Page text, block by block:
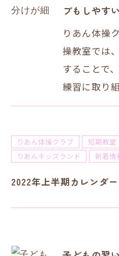
プもしやす
りあん体操
操教室では
することで
練習に取り
りあん体操クラブ 短期教室
りあんキッズランド
新着情
2022年上半期カレンダ